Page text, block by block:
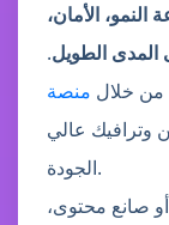
النمو، الأمان،
المدى الطويل.
من خلال
وترافيك عالي
الجودة.
صانع محتوى،